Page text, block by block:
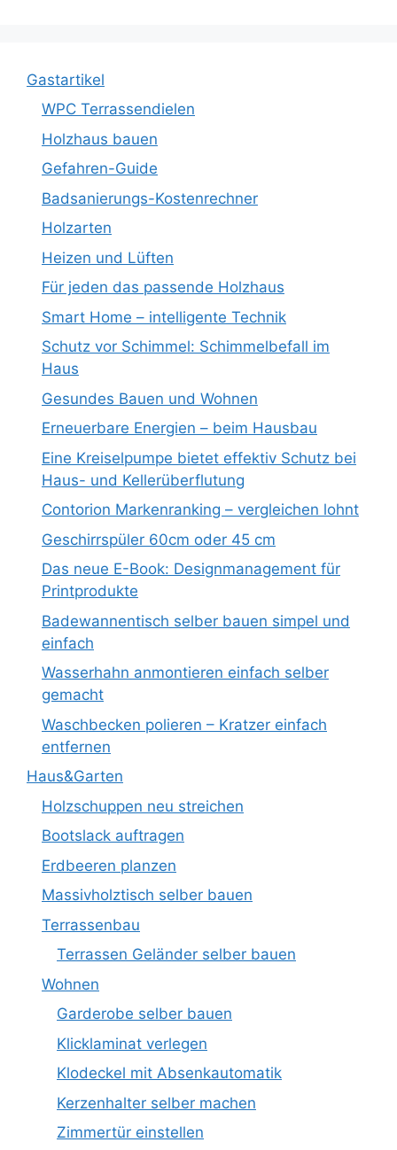
Gastartikel
WPC Terrassendielen
Holzhaus bauen
Gefahren-Guide
Badsanierungs-Kostenrechner
Holzarten
Heizen und Lüften
Für jeden das passende Holzhaus
Smart Home – intelligente Technik
Schutz vor Schimmel: Schimmelbefall im
Haus
Gesundes Bauen und Wohnen
Erneuerbare Energien – beim Hausbau
Eine Kreiselpumpe bietet effektiv Schutz bei
Haus- und Kellerüberflutung
Contorion Markenranking – vergleichen lohnt
Geschirrspüler 60cm oder 45 cm
Das neue E-Book: Designmanagement für
Printprodukte
Badewannentisch selber bauen simpel und
einfach
Wasserhahn anmontieren einfach selber
gemacht
Waschbecken polieren – Kratzer einfach
entfernen
Haus&Garten
Holzschuppen neu streichen
Bootslack auftragen
Erdbeeren planzen
Massivholztisch selber bauen
Terrassenbau
Terrassen Geländer selber bauen
Wohnen
Garderobe selber bauen
Klicklaminat verlegen
Klodeckel mit Absenkautomatik
Kerzenhalter selber machen
Zimmertür einstellen